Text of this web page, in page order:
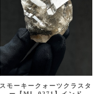
スモーキークォーツクラスタ